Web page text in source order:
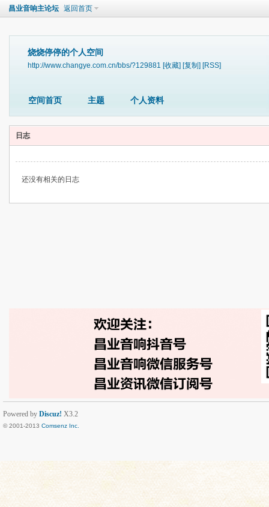
昌业音响主论坛 返回首页
烧烧停停的个人空间
http://www.changye.com.cn/bbs/?129881 [收藏] [复制] [RSS]
空间首页 主题 个人资料
日志
还没有相关的日志
Powered by Discuz! X3.2
© 2001-2013 Comsenz Inc.